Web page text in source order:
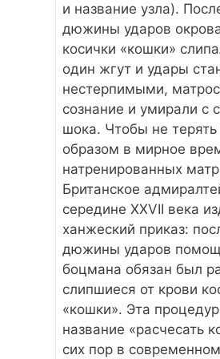
и название узла).
дюжины ударов
косички «кошки»
один жгут и удары
нестерпимыми,
сознание и умирали с
шока. Чтобы не терять
образом в мирное
натренированных
Британское
середине XXVII века
ханжеский приказ:
дюжины ударов
боцмана обязан был
слипшиеся от крови
«кошки». Эта
название «расчесать
сих пор в современном